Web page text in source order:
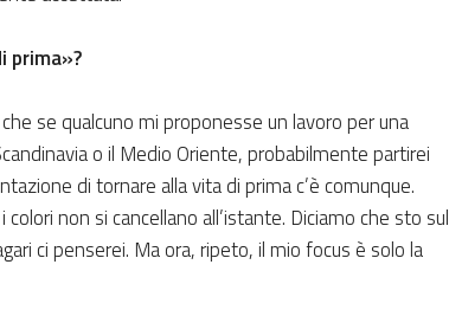
prima»?
se qualcuno mi proponesse un lavoro per una
o il Medio Oriente, probabilmente partirei
di tornare alla vita di prima c’è comunque.
non si cancellano all’istante. Diciamo che sto sul
ci penserei. Ma ora, ripeto, il mio focus è solo la